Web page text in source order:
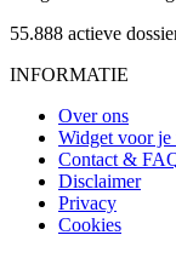
55.888 actieve
INFORMATIE
Over ons
Widget voor je
Contact &
Disclaimer
Privacy
Cookies